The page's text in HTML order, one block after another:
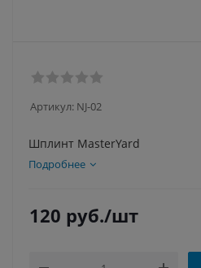
Артикул: NJ-02
Шплинт MasterYard
Подробнее
120 руб./шт